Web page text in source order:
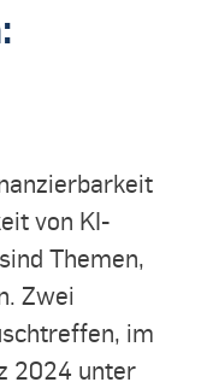
von KI-
Themen,
Zwei
im
2024 unter